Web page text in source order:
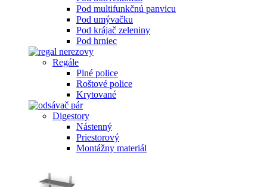
Pod multifunkčnú panvicu
Pod umývačku
Pod krájač zeleniny
Pod hrniec
Regále
Plné police
Roštové police
Krytované
Digestory
Nástenný
Priestorový
Montážny materiál